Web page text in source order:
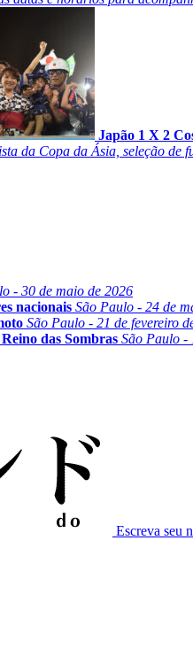
Japão 1 X 2
da Copa da Ásia, seleção de
- 30 de maio de 2026
nacionais São Paulo - 24 de
São Paulo - 21 de fevereiro
das Sombras São Paulo -
Escreva seu